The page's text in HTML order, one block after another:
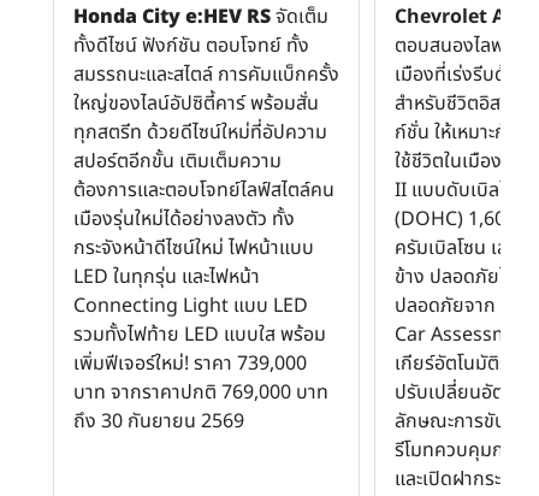
Honda City e:HEV RSจัดเต็ม
ทั้งดีไซน์ ฟังก์ชัน ตอบโจทย์ ทั้ง
สมรรถนะและสไตล์ การคัมแบ็กครั้ง
ใหญ่ของไลน์อัปซิตี้คาร์ พร้อมสั่น
ทุกสตรีท ด้วยดีไซน์ใหม่ที่อัปความ
สปอร์ตอีกขั้น เติมเต็มความ
ต้องการและตอบโจทย์ไลฟ์สไตล์คน
เมืองรุ่นใหม่ได้อย่างลงตัว ทั้ง
กระจังหน้าดีไซน์ใหม่ ไฟหน้าแบบ
LED ในทุกรุ่น และไฟหน้า
Connecting Light แบบ LED
รวมทั้งไฟท้าย LED แบบใส พร้อม
เพิ่มฟีเจอร์ใหม่! ราคา 739,000
บาท จากราคาปกติ 769,000 บาท
ถึง 30 กันยายน 2569
Chevrolet Aveo
ตอบสนองไลฟสไต
เมืองที่เร่งรีบด้วย
สำหรับชีวิตอิสระ
ก์ชั่น ให้เหมาะกับ
ใช้ชีวิตในเมือง เค
II แบบดับเบิลโอเ
(DOHC) 1,600 ซี
ครัมเบิลโซน เสริ
ข้าง ปลอดภัยได้ม
ปลอดภัยจาก
Car
เกียร์อัตโนมัติระ
ปรับเปลี่ยนอัตรา
ลักษณะการขับข
รีโมทควบคุมการ
และเปิดฝากระโป